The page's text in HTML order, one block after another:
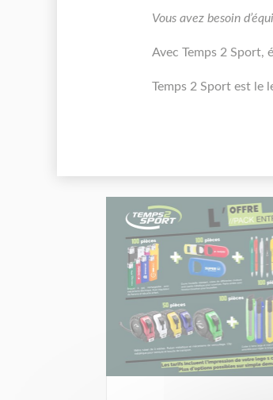
Vous avez besoin
Avec Temps 2 Sport,
Temps 2 Sport est le